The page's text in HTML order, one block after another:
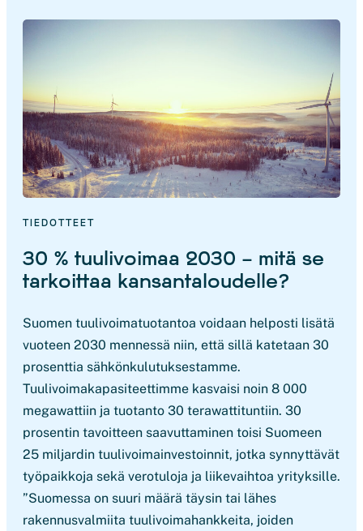
TIEDOTTEET
30 % tuulivoimaa 2030 – mitä se
tarkoittaa kansantaloudelle?
Suomen tuulivoimatuotantoa voidaan helposti lisätä
vuoteen 2030 mennessä niin, että sillä katetaan 30
prosenttia sähkönkulutuksestamme.
Tuulivoimakapasiteettimme kasvaisi noin 8 000
megawattiin ja tuotanto 30 terawattituntiin. 30
prosentin tavoitteen saavuttaminen toisi Suomeen
25 miljardin tuulivoimainvestoinnit, jotka synnyttävät
työpaikkoja sekä verotuloja ja liikevaihtoa yrityksille.
”Suomessa on suuri määrä täysin tai lähes
rakennusvalmiita tuulivoimahankkeita, joiden